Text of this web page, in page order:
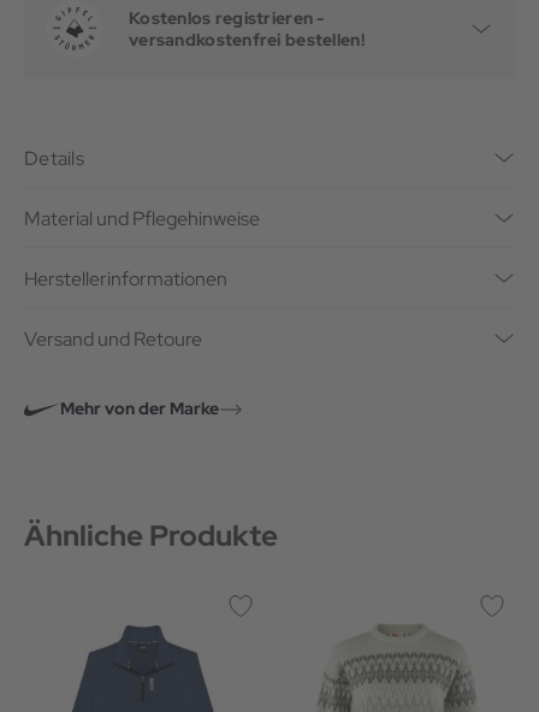
Kostenlos registrieren -
versandkostenfrei bestellen!
Details
Material und Pflegehinweise
Herstellerinformationen
Versand und Retoure
Mehr von der Marke
Ähnliche Produkte